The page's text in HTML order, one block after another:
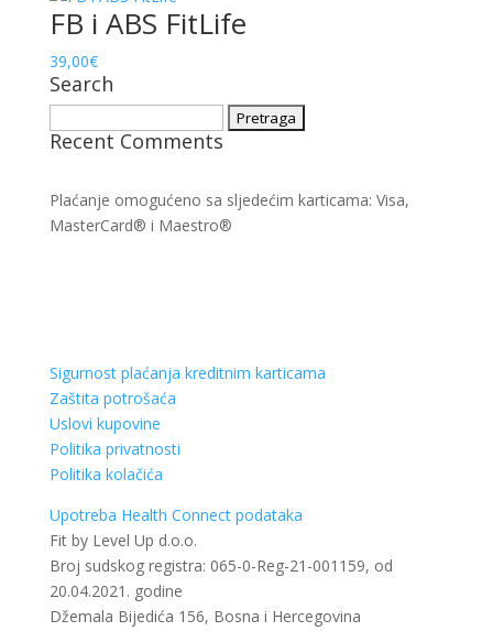
FB i ABS FitLife
39,00€
Search
Recent Comments
Plaćanje omogućeno sa sljedećim karticama: Visa,
MasterCard® i Maestro®
Sigurnost plaćanja kreditnim karticama
Zaštita potrošaća
Uslovi kupovine
Politika privatnosti
Politika kolačića
Upotreba Health Connect podataka
Fit by Level Up d.o.o.
Broj sudskog registra: 065-0-Reg-21-001159, od
20.04.2021. godine
Džemala Bijedića 156, Bosna i Hercegovina